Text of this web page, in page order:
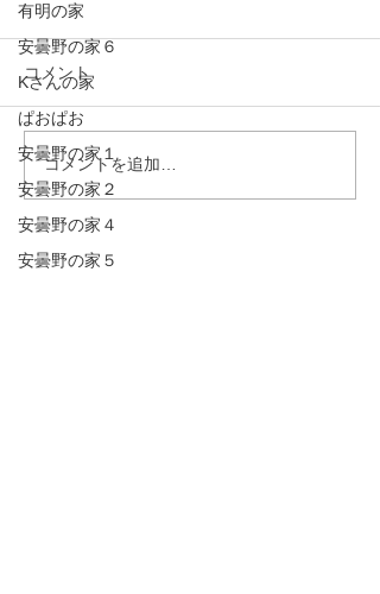
有明の家
安曇野の家６
Kさんの家
ぱおぱお
安曇野の家１
安曇野の家２
安曇野の家４
安曇野の家５
コメント
コメントを追加…